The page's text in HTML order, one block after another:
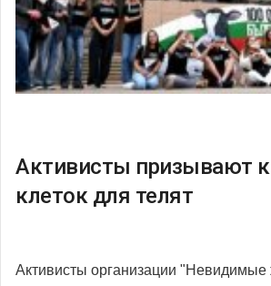
Активисты призывают к
клеток для телят
Активисты организации